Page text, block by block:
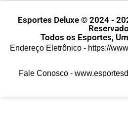
Esportes Deluxe © 2024 -
Todos os Esportes,
Endereço Eletrônico - https://
Fale Conosco -